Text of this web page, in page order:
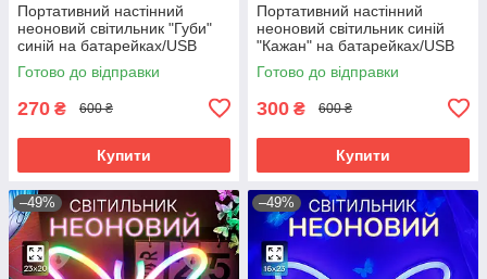
Портативний настінний
неоновий світильник "Губи"
синій на батарейках/USB
28*15см
Готово до відправки
270 ₴ 600 ₴
Купити
Портативний настінний
неоновий світильник синій
"Кажан" на батарейках/USB
36*2*18 см
Готово до відправки
300 ₴ 600 ₴
Купити
–49% –49%